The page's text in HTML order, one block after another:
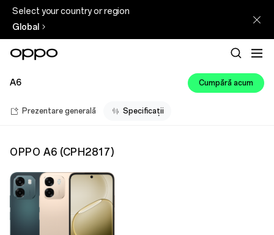
Select your country or region
Global
A6 Cumpără acum
Prezentare generală Specificații
OPPO A6 (CPH2817)